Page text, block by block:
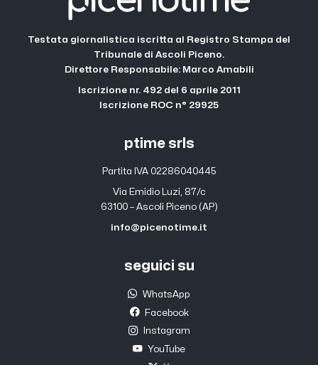
Testata giornalistica iscritta al Registro Stampa del
Tribunale di Ascoli Piceno.
Direttore Responsabile: Marco Amabili
Iscrizione nr. 492 del 6 aprile 2011
Iscrizione ROC n° 29925
ptime srls
Partita IVA 02286040445
Via Emidio Luzi, 87/c
63100 – Ascoli Piceno (AP)
info@picenotime.it
seguici su
WhatsApp
Facebook
Instagram
YouTube